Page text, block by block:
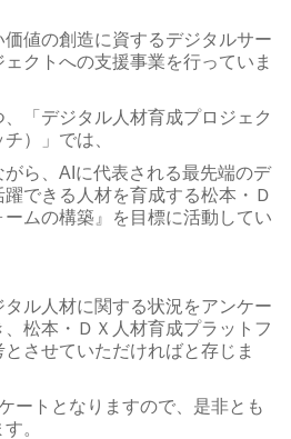
値の創造に資するデジタルサー
クトへの支援事業を行っていま
「デジタル人材育成プロジェク
）」では、
ら、AIに代表される最先端のデ
できる人材を育成する松本・Ｄ
ームの構築』を目標に活動してい
ル人材に関する状況をアンケー
、松本・ＤＸ人材育成プラットフ
させていただければと存じま
ートとなりますので、是非とも
。